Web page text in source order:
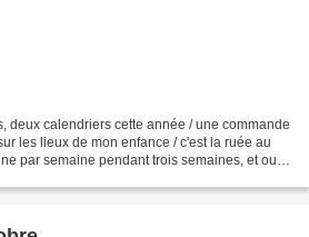
deux calendriers cette année / une commande
les lieux de mon enfance / c'est la ruée au
par semaine pendant trois semaines, et oui,